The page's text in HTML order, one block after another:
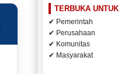
TERBUKA UNTUK
✔ Pemerintah
✔ Perusahaan
✔ Komunitas
✔ Masyarakat